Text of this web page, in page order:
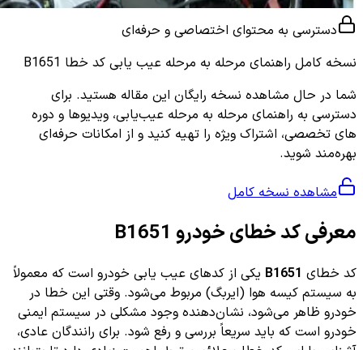
دسترسی به محتوای اختصاصی و حرفه‌ای
نسخه کامل راهنمای مرحله به مرحله عیب یابی کد خطا B1651
شما در حال مشاهده نسخه رایگان این مقاله هستید. برای
دسترسی به راهنمای مرحله به مرحله عیب‌یابی، ویدیوها و دوره
های تخصصی، اشتراک ویژه را تهیه کنید و از امکانات حرفه‌ای
بهره‌مند شوید.
مشاهده نسخه کامل
معرفی کد خطای خودرو B1651
کد خطای B1651 یکی از کدهای عیب یابی خودرو است که معمولاً
به سیستم کیسه هوا (ایربگ) مربوط می‌شود. وقتی این خطا در
خودرو ظاهر می‌شود، نشان‌دهنده وجود مشکلی در سیستم ایمنی
خودرو است که باید سریعاً بررسی و رفع شود. برای رانندگان عادی،